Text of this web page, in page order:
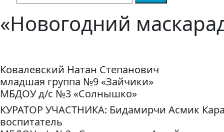
«Новогодний
Ковалевский Натан Степанович
младшая группа №9 «Зайчики»
МБДОУ д/с №3 «Солнышко»
КУРАТОР УЧАСТНИКА: Бидамирчи Асмик
воспитатель